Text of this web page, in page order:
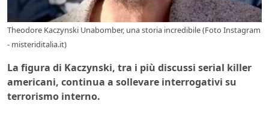
Theodore Kaczynski Unabomber, una storia incredibile (Foto Instagram
- misteriditalia.it)
La figura di Kaczynski, tra i più discussi serial killer
americani, continua a sollevare interrogativi su
terrorismo interno.